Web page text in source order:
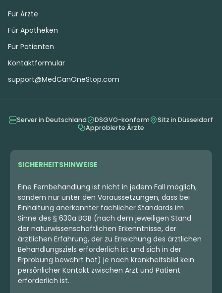
Für Ärzte
Für Apotheken
Für Patienten
Kontaktformular
support@MedCanOneStop.com
Server in Deutschland DSGVO-konform
Sitz in Düsseldorf
Approbierte Ärzte
SICHERHEITSHINWEISE
Eine Fernbehandlung ist nicht in jedem Fall möglich,
sondern nur unter den Voraussetzungen, dass bei
Einhaltung anerkannter fachlicher Standards im
Sinne des § 630a BGB (nach dem jeweiligen Stand
der naturwissenschaftlichen Erkenntnisse, der
ärztlichen Erfahrung, der zu Erreichung des ärztlichen
Behandlungsziels erforderlich ist und sich in der
Erprobung bewährt hat) je nach Krankheitsbild kein
persönlicher Kontakt zwischen Arzt und Patient
erforderlich ist.